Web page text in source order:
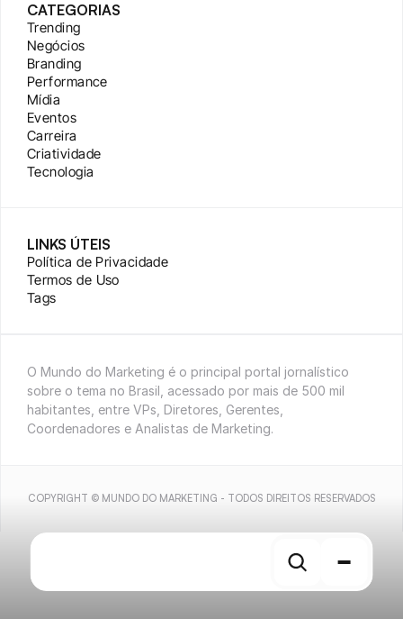
CATEGORIAS
Trending
Negócios
Branding
Performance
Mídia
Eventos
Carreira
Criatividade
Tecnologia
LINKS ÚTEIS
Política de Privacidade
Termos de Uso
Tags
O Mundo do Marketing é o principal portal jornalístico
sobre o tema no Brasil, acessado por mais de 500 mil
habitantes, entre VPs, Diretores, Gerentes,
Coordenadores e Analistas de Marketing.
COPYRIGHT © MUNDO DO MARKETING - TODOS DIREITOS RESERVADOS